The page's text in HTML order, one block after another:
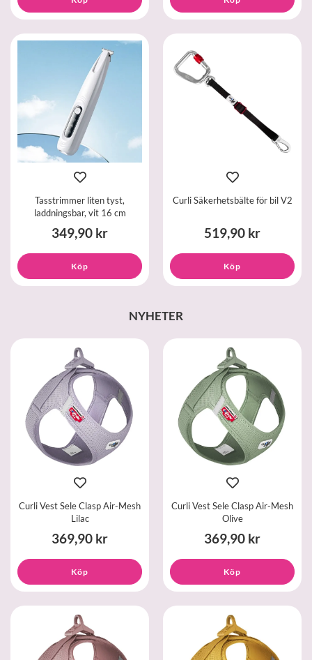
Tasstrimmer liten tyst,
laddningsbar, vit 16 cm
349,90 kr
Köp
Curli Säkerhetsbälte för bil V2
519,90 kr
Köp
NYHETER
Curli Vest Sele Clasp Air-Mesh
Lilac
369,90 kr
Köp
Curli Vest Sele Clasp Air-Mesh
Olive
369,90 kr
Köp